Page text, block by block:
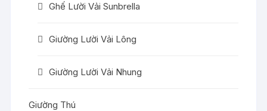
Ghế Lười Vải Sunbrella
Giường Lười Vải Lông
Giường Lười Vải Nhung
Giường Thú